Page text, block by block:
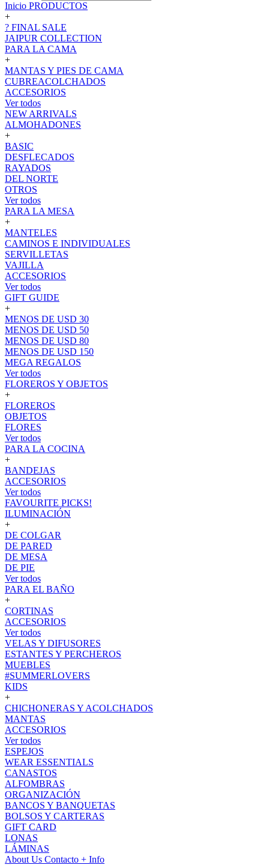
Inicio PRODUCTOS
+
? FINAL SALE
JAIPUR COLLECTION
PARA LA CAMA
+
MANTAS Y PIES DE CAMA
CUBREACOLCHADOS
ACCESORIOS
Ver todos
NEW ARRIVALS
ALMOHADONES
+
BASIC
DESFLECADOS
RAYADOS
DEL NORTE
OTROS
Ver todos
PARA LA MESA
+
MANTELES
CAMINOS E INDIVIDUALES
SERVILLETAS
VAJILLA
ACCESORIOS
Ver todos
GIFT GUIDE
+
MENOS DE USD 30
MENOS DE USD 50
MENOS DE USD 80
MENOS DE USD 150
MEGA REGALOS
Ver todos
FLOREROS Y OBJETOS
+
FLOREROS
OBJETOS
FLORES
Ver todos
PARA LA COCINA
+
BANDEJAS
ACCESORIOS
Ver todos
FAVOURITE PICKS!
ILUMINACIÓN
+
DE COLGAR
DE PARED
DE MESA
DE PIE
Ver todos
PARA EL BAÑO
+
CORTINAS
ACCESORIOS
Ver todos
VELAS Y DIFUSORES
ESTANTES Y PERCHEROS
MUEBLES
#SUMMERLOVERS
KIDS
+
CHICHONERAS Y ACOLCHADOS
MANTAS
ACCESORIOS
Ver todos
ESPEJOS
WEAR ESSENTIALS
CANASTOS
ALFOMBRAS
ORGANIZACIÓN
BANCOS Y BANQUETAS
BOLSOS Y CARTERAS
GIFT CARD
LONAS
LÁMINAS
About Us Contacto + Info